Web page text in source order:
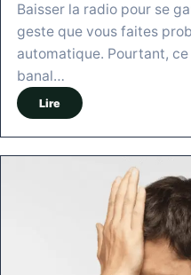
Baisser la radio pour se
geste que vous faites
automatique. Pourtant,
banal…
Lire